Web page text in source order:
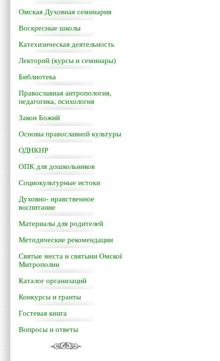
Омская Духовная семинария
Воскресные школы
Катехизическая деятельность
Лекторий (курсы и семинары)
Библиотека
Православная антропология,
педагогика, психология
Закон Божий
Основы православной культуры
ОДНКНР
ОПК для дошкольников
Социокультурные истоки
Духовно- нравственное
воспитание
Материалы для родителей
Методические рекомендации
Святые места и святыни Омской
Митрополии
Каталог организаций
Конкурсы и гранты
Гостевая книга
Вопросы и ответы